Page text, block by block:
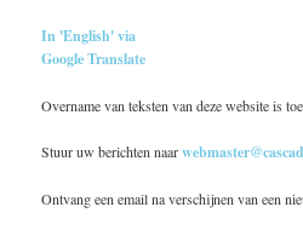
In 'English' via
Google Translate
Overname van teksten van deze website is
Stuur uw berichten naar
Ontvang een email na verschijnen van een